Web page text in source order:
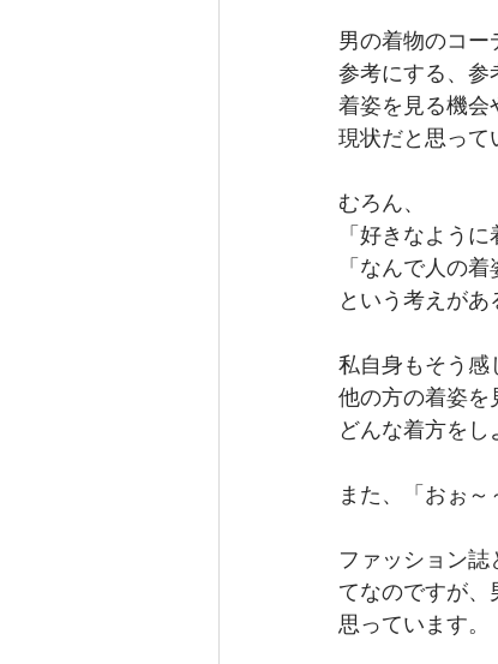
男の着物のコー
参考にする、参
着姿を見る機会
現状だと思って
むろん、
「好きなよう
「なんで人の
という考えがあ
私自身もそう感
他の方の着姿を
どんな着方を
また、「おぉ
ファッション
てなのですが
思っています。